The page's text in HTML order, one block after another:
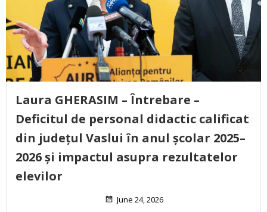
Laura GHERASIM – Întrebare –
Deficitul de personal didactic calificat
din județul Vaslui în anul școlar 2025–
2026 și impactul asupra rezultatelor
elevilor
June 24, 2026